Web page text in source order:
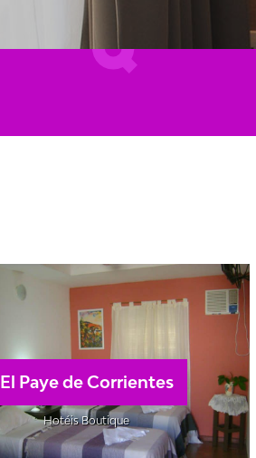
El Paye de Corrientes
Hotéis Boutique